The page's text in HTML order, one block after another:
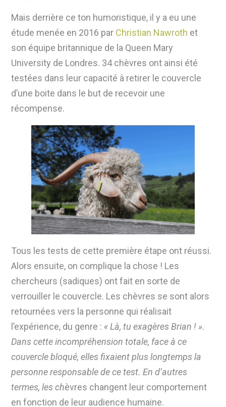
Mais derrière ce ton humoristique, il y a eu une
étude menée en 2016 par Christian Nawroth et
son équipe britannique de la Queen Mary
University de Londres. 34 chèvres ont ainsi été
testées dans leur capacité à retirer le couvercle
d’une boite dans le but de recevoir une
récompense.
Tous les tests de cette première étape ont réussi.
Alors ensuite, on complique la chose ! Les
chercheurs (sadiques) ont fait en sorte de
verrouiller le couvercle. Les chèvres se sont alors
retournées vers la personne qui réalisait
l’expérience, du genre : « Là, tu exagères Brian ! ».
Dans cette incompréhension totale, face à ce
couvercle bloqué, elles fixaient plus longtemps la
personne responsable de ce test. En d’autres
termes, les chèvres changent leur comportement
en fonction de leur audience humaine.